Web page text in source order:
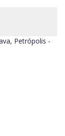
Petrópolis -